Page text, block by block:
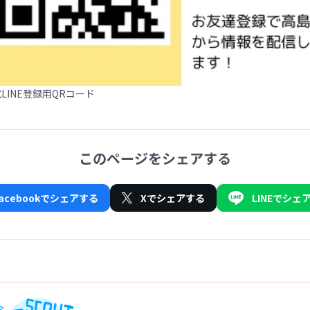
登録用QRコード
このページをシェアする
でシェアする Xでシェアする LINEでシェ